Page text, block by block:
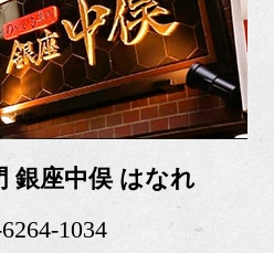
銀座中俣 はなれ
1034